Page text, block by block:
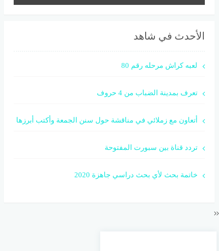
الأحدث في شاهد
لعبه كراش مرحله رقم 80
تعرف بمدينة الضباب من 4 حروف
أتعاون مع زملائي في مناقشة حول سنن الجمعة وأكتب أبرزها
تردد قناة بين سبورت المفتوحة
خاتمة بحث لأي بحث دراسي جاهزة 2020